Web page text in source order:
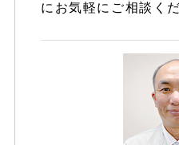
にお気軽にご相談く